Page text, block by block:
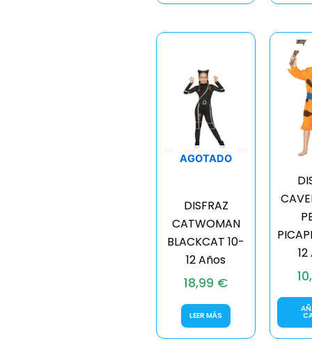
AGOTADO
DISFRAZ
CATWOMAN
BLACKCAT 10-
12 Años
18,99 €
LEER MÁS